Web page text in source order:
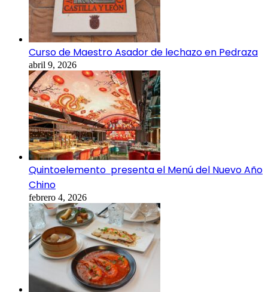
Curso de Maestro Asador de lechazo en Pedraza
abril 9, 2026
Quintoelemento presenta el Menú del Nuevo Año
Chino
febrero 4, 2026